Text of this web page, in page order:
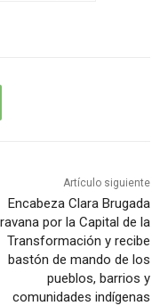
Artículo siguiente
Encabeza Clara Brugada
por la Capital de la
Transformación y recibe
bastón de mando de los
pueblos, barrios y
comunidades indígenas